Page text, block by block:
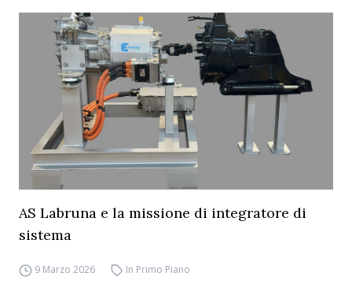
AS Labruna e la missione di integratore di
sistema
9 Marzo 2026 In Primo Piano